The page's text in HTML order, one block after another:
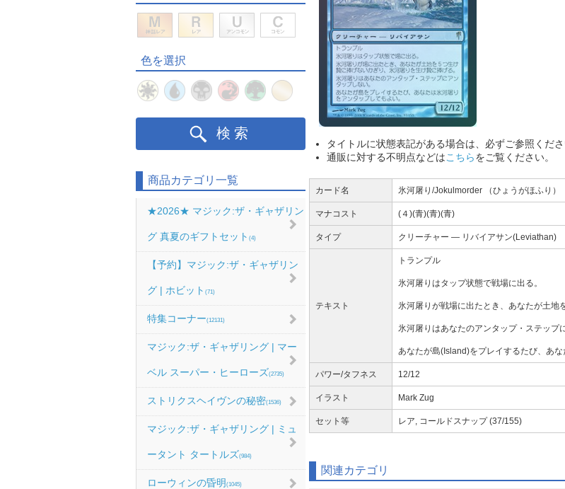
色を選択
検索
商品カテゴリ一覧
★2026★ マジック:ザ・ギャザリン
グ 真夏のギフトセット (4)
【予約】マジック:ザ・ギャザリン
グ | ホビット (71)
特集コーナー(12131)
マジック:ザ・ギャザリング | マー
ベル スーパー・ヒーローズ(2735)
ストリクスヘイヴンの秘密(1536)
マジック:ザ・ギャザリング | ミュ
ータント タートルズ(984)
ローウィンの昏明 (1045)
タイトルに状態表記がある場合は、必ずご参照くださ
通販に対する不明点などはこちらをご覧ください。
カード名 氷河屠り/Jokulmorder （ひょうがほふり）
マナコスト (４)(青)(青)(青)
タイプ クリーチャー ― リバイアサン(Leviathan)
テキスト
トランプル
氷河屠りはタップ状態で戦場に出る。
氷河屠りが戦場に出たとき、あなたが土地
氷河屠りはあなたのアンタップ・ステップ
あなたが島(Island)をプレイするたび、あ
パワー/タフネス 12/12
イラスト Mark Zug
セット等 レア, コールドスナップ (37/155)
関連カテゴリ